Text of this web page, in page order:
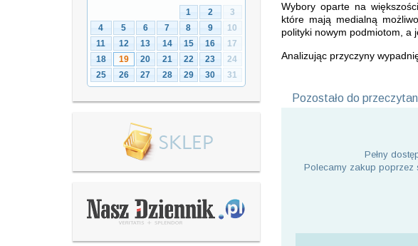
1
2
3
4
5 6 7 8 9
10
11
12 13 14 15 16
17
18
19 20 21 22 23
24
25
26 27 28 29 30 31
Wybory oparte na
które mają medialną
polityki nowym podmiotom, a
Analizując przyczyny
Pozostało do
Pełny
Polecamy zakup poprzez